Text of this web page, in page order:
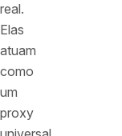
real.
Elas
atuam
como
um
proxy